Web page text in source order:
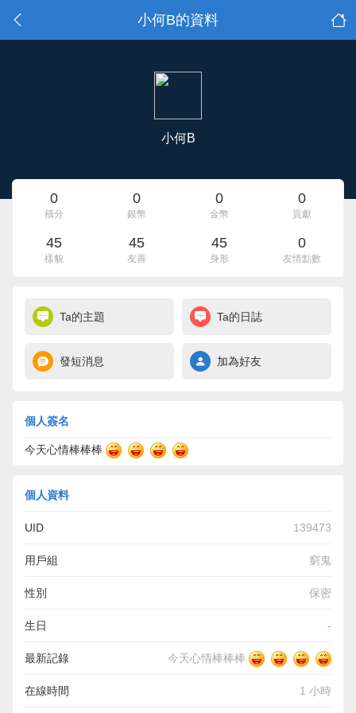
小何B的資料
小何B
0
積分
0
銀幣
0
金幣
0
貢獻
45
樣貌
45
友善
45
身形
0
友情點數
Ta的主題 Ta的日誌
發短消息 加為好友
個人簽名
今天心情棒棒棒
個人資料
UID 139473
用戶組 窮鬼
性別 保密
生日 -
最新記錄 今天心情棒棒棒
在線時間 1 小時